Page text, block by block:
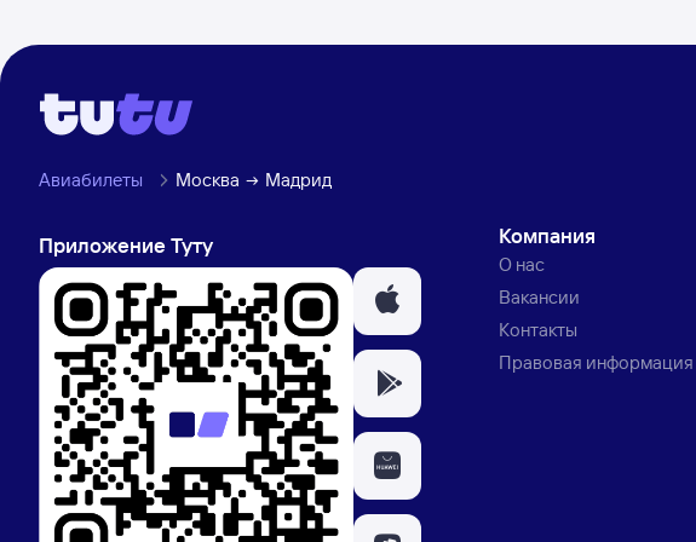
Авиабилеты Москва Мадрид
Приложение Туту Компания
О нас
Вакансии
Контакты
Правовая информация